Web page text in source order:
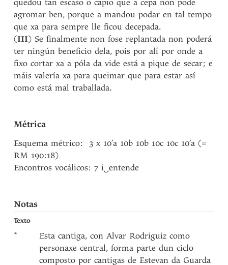
quedou tan escaso o capio que a cepa non pode
agromar ben, porque a mandou podar en tal tempo
que xa para sempre lle ficou decepada.
(III) Se finalmente non fose replantada non poderá
ter ningún beneficio dela, pois por alí por onde a
fixo cortar xa a póla da vide está a pique de secar; e
máis valería xa para queimar que para estar así
como está mal traballada.
Métrica
Esquema métrico: 3 x 10’a 10b 10b 10c 10c 10’a (=
RM 190:18)
Encontros vocálicos: 7 i ‿entende
Notas
Texto
*
Esta cantiga, con Alvar Rodriguiz como
personaxe central, forma parte dun ciclo
composto por cantigas de Estevan da Guarda